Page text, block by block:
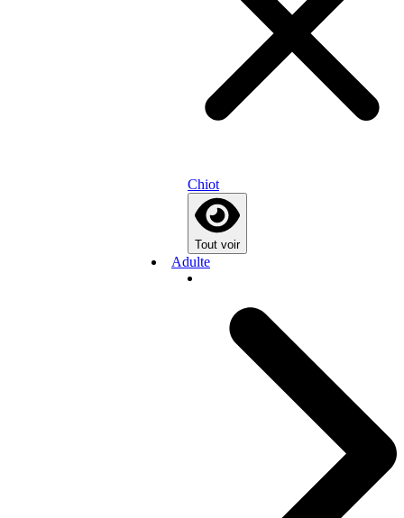
Chiot
Tout voir
Adulte